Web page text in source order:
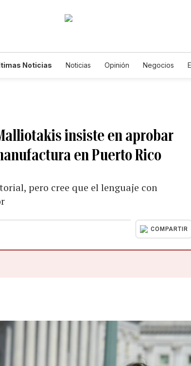
Noticias Noticias Opinión Negocios
insiste en aprobar
en Puerto Rico
pero cree que el lenguaje con
COMPARTIR